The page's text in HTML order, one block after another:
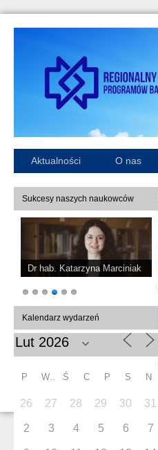
Aktualności O nas
Sukcesy naszych naukowców
Dr hab. Katarzyna Marciniak
Kalendarz wydarzeń
P Ś C P S N
26 27 28 29 30 31
2 3 4 5 6 7